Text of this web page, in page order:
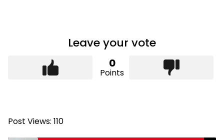
Leave your vote
0
Points
Post Views: 110